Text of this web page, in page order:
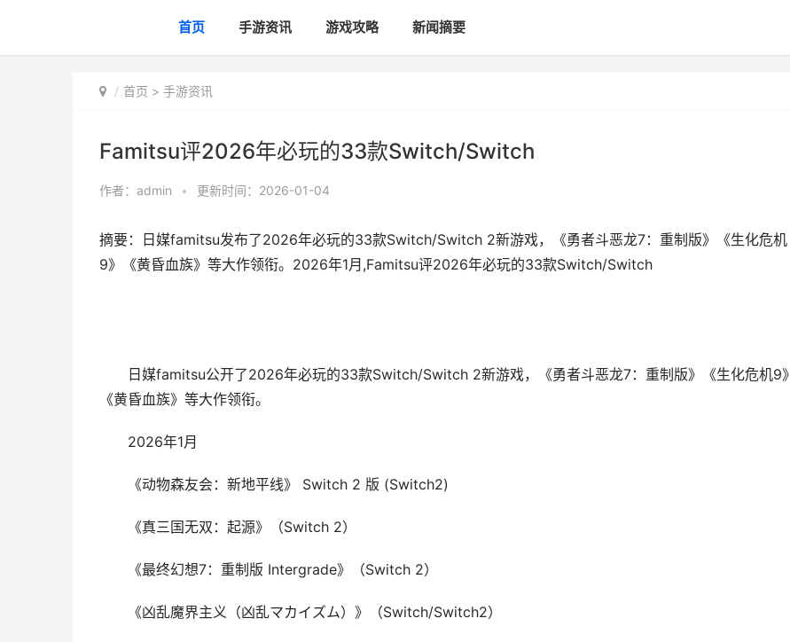
首页 手游资讯 游戏攻略 新闻摘要
首页 > 手游资讯
Famitsu评2026年必玩的33款Switch/Switch
作者： admin • 更新时间：2026-01-04
摘要：日媒famitsu发布了2026年必玩的33款Switch/Switch 2新游戏，《勇者斗恶龙7：重制版》《生化危机
9》《黄昏血族》等大作领衔。2026年1月,Famitsu评2026年必玩的33款Switch/Switch
日媒famitsu公开了2026年必玩的33款Switch/Switch 2新游戏，《勇者斗恶龙7：重制版》《生化危机9》
《黄昏血族》等大作领衔。
2026年1月
《动物森友会：新地平线》 Switch 2 版 (Switch2)
《真三国无双：起源》（Switch 2）
《最终幻想7：重制版 Intergrade》（Switch 2）
《凶乱魔界主义（凶乱マカイズム）》（Switch/Switch2）